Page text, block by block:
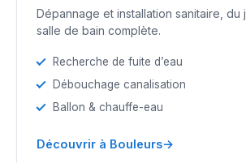
Dépannage et installation sanitaire, du
salle de bain complète.
Recherche de fuite d’eau
Débouchage canalisation
Ballon & chauffe-eau
Découvrir à Bouleurs→